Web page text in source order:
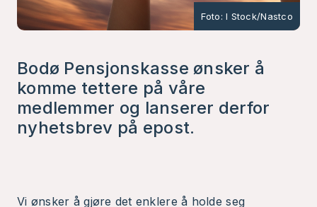
Foto: I Stock/Nastco
Bodø Pensjonskasse ønsker å
komme tettere på våre
medlemmer og lanserer derfor
nyhetsbrev på epost.
Vi ønsker å gjøre det enklere å holde seg